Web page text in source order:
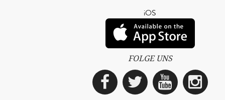
iOS
FOLGE UNS
Facebook
Twitter